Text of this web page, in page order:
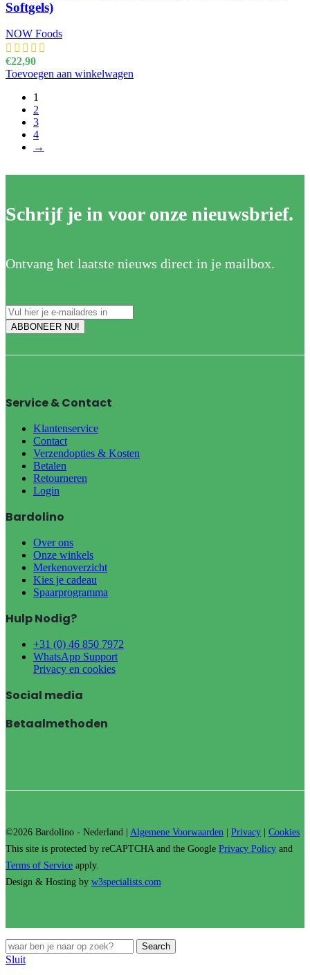
Softgels)
NOW Foods
€22,90
Toevoegen aan winkelwagen
1
2
3
4
→
Schrijf je in voor onze nieuwsbrief.
Ontvang het laatste nieuws direct in je mailbox.
Service & Contact
Klantenservice
Contact
Verzendopties & Kosten
Betalen
Retourneren
Login
Bardolino
Over ons
Onze winkels
Merkenoverzicht
Kies je cadeau
Spaarprogramma
Hulp Nodig?
+31 (0) 46 850 7972
WhatsApp Support
Privacy en cookies
Social media
Betaalmethoden
©2026 Bardolino - Nederland | Algemene Voorwaarden Privacy
Cookies
This site is protected by reCAPTCHA and the Google Privacy Policy and
Terms of Service apply.
Design & Hosting by w3specialists.com
Search
Sluit